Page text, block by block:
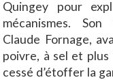
Quingey pour
mécanismes.
Claude Fornage,
poivre, à sel et plus
cessé d’étoffer la